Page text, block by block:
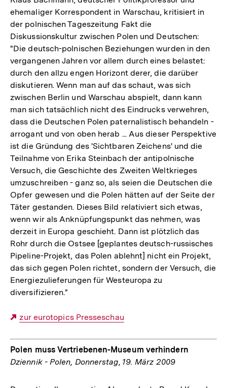
ehemaliger Korrespondent in Warschau, kritisiert in
der polnischen Tageszeitung Fakt die
Diskussionskultur zwischen Polen und Deutschen:
"Die deutsch-polnischen Beziehungen wurden in den
vergangenen Jahren vor allem durch eines belastet:
durch den allzu engen Horizont derer, die darüber
diskutieren. Wenn man auf das schaut, was sich
zwischen Berlin und Warschau abspielt, dann kann
man sich tatsächlich nicht des Eindrucks verwehren,
dass die Deutschen Polen paternalistisch behandeln -
arrogant und von oben herab ... Aus dieser Perspektive
ist die Gründung des 'Sichtbaren Zeichens' und die
Teilnahme von Erika Steinbach der antipolnische
Versuch, die Geschichte des Zweiten Weltkrieges
umzuschreiben - ganz so, als seien die Deutschen die
Opfer gewesen und die Polen hätten auf der Seite der
Täter gestanden. Dieses Bild relativiert sich etwas,
wenn wir als Anknüpfungspunkt das nehmen, was
derzeit in Europa geschieht. Dann ist plötzlich das
Rohr durch die Ostsee [geplantes deutsch-russisches
Pipeline-Projekt, das Polen ablehnt] nicht ein Projekt,
das sich gegen Polen richtet, sondern der Versuch, die
Energiezulieferungen für Westeuropa zu
diversifizieren."
Externer
zur eurotopics Presseschau
Polen muss Vertriebenen-Museum verhindern
Dziennik - Polen, Donnerstag, 19. März 2009